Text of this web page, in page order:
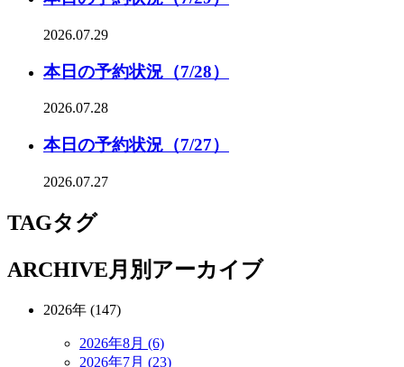
2026.07.29
本日の予約状況（7/28）
2026.07.28
本日の予約状況（7/27）
2026.07.27
TAGタグ
ARCHIVE月別アーカイブ
2026年 (147)
2026年8月 (6)
2026年7月 (23)